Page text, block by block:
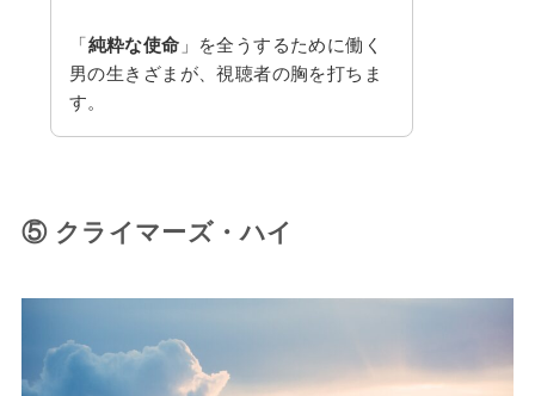
「純粋な使命 」を全うするために働く
男の生きざまが、視聴者の胸を打ちま
す。
⑤ クライマーズ・ハイ